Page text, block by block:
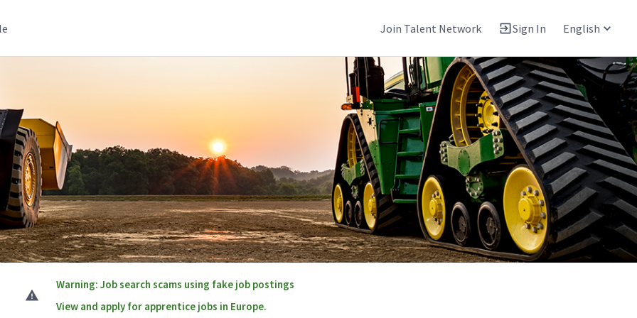
Join Talent Network Sign In English
Warning: Job search scams using fake job postings
View and apply for apprentice jobs in Europe.